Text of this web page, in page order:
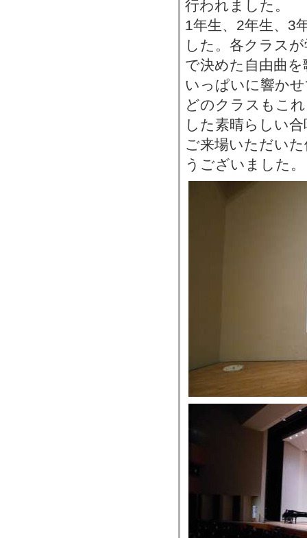
行われました。
1年生、2年生、3
した。各クラス
で決めた自由曲
いっぱいに響か
どのクラスもこ
した素晴らしい
ご来場いただい
うございました。